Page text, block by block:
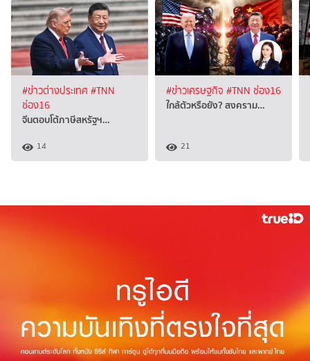
#ข่าวต่างประเทศ #TNN
ช่อง16
จีนตอบโต้ภาษีสหรัฐฯ…
14
#ข่าวเศรษฐกิจ #TNN ช่อง16
ใกล้ตัวหรือยัง? สงคราม…
21